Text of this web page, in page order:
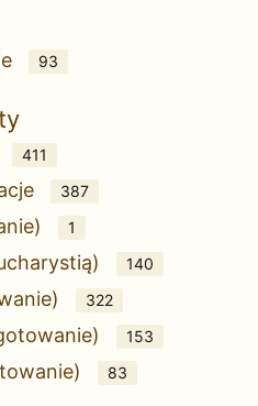
93
411
387
1
140
322
153
83